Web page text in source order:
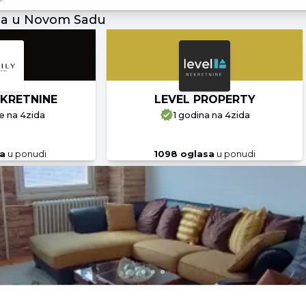
u Novom Sadu
na 4zida
u ponudi
LEVEL PROPERTY
1 godina na 4zida
1098 oglasa u ponudi